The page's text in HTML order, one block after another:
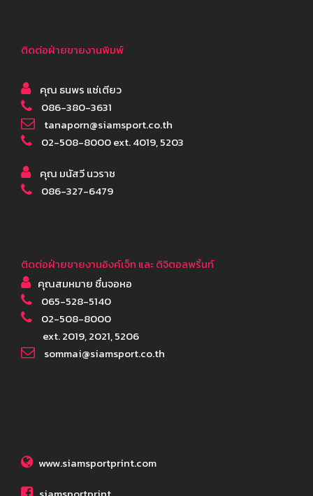
ติดต่อฝ่ายขายงานพิมพ์
คุณ ธนพร แซ่เตียว
086-380-3631
tanaporn@siamsport.co.th
02-508-8000 ext. 4019, 5203
คุณ มนัสวี นวราช
086-327-6479
ติดต่อฝ่ายขายงานอิงค์เจ็ท และ ดิจิตอลพริ้นท์
คุณสมหมาย ชื่นจอหอ
065-528-5140
02-508-8000
ext. 2019, 2021, 5206
sommai@siamsport.co.th
www.siamsportprint.com